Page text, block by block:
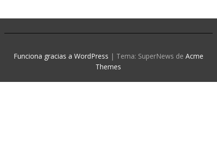
Funciona gracias a WordPress | Tema: SuperNews de Acme
Themes